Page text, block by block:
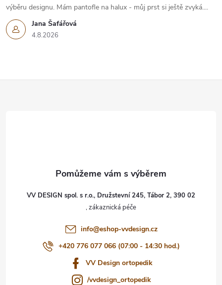
Jana Šafářová
4.8.2026
výběru designu. Mám pantofle na halux - můj prst si ještě zvyká....
VV DESIGN spol. s r.o., Družstevní 245, Tábor 2, 390 02
info@eshop-vvdesign.cz
+420 776 077 066 (07:00 - 14:30 hod.)
VV Design ortopedik
/vvdesign_ortopedik